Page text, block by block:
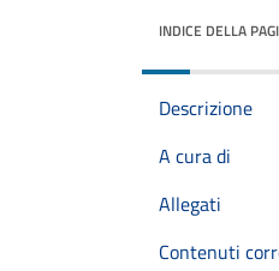
INDICE DELLA
Descrizione
A cura di
Allegati
Contenuti